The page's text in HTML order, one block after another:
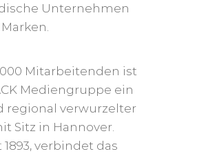
Unternehmen
Mitarbeitenden ist
Mediengruppe ein
regional verwurzelter
Sitz in Hannover.
verbindet das